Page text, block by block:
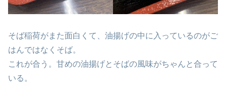
そば稲荷がまた面白くて、油揚げの中に入っているのがご
はんではなくそば。
これが合う。甘めの油揚げとそばの風味がちゃんと合って
いる。